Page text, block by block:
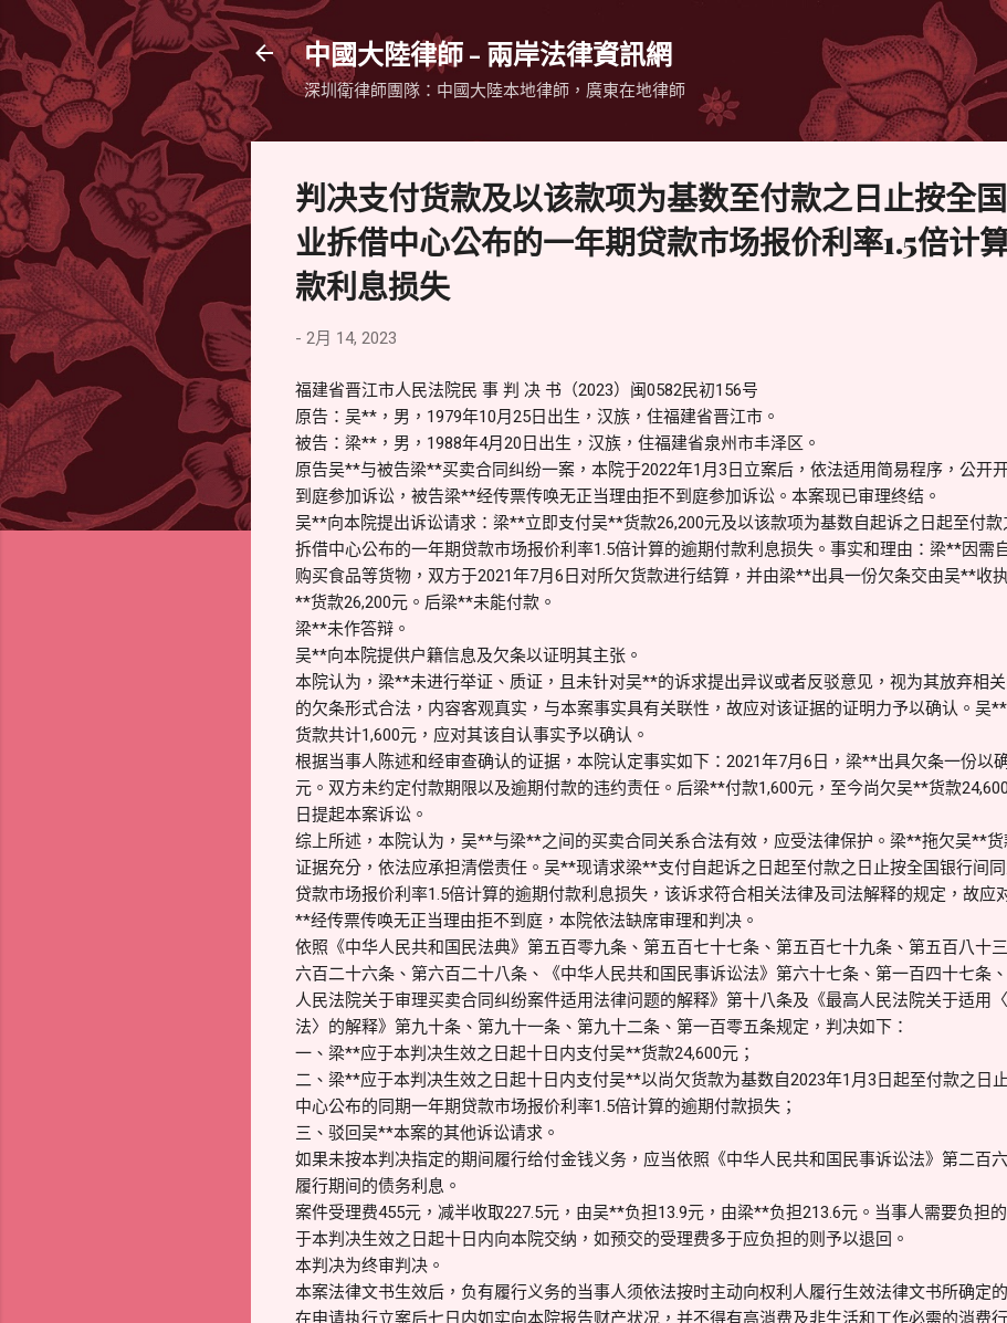
中國大陸律師 - 兩岸法律資訊網
深圳衛律師團隊：中國大陸本地律師，廣東在地律師
判决支付货款及以该款项为基数至付款之日止按全
业拆借中心公布的一年期贷款市场报价利率1.5倍计
款利息损失
- 2月 14, 2023
福建省晋江市人民法院民 事 判 决 书（2023）闽0582民初156号
原告：吴**，男，1979年10月25日出生，汉族，住福建省晋江市。
被告：梁**，男，1988年4月20日出生，汉族，住福建省泉州市丰泽区。
原告吴**与被告梁**买卖合同纠纷一案，本院于2022年1月3日立案后，依法适用简易程序，公开
到庭参加诉讼，被告梁**经传票传唤无正当理由拒不到庭参加诉讼。本案现已审理终结。
吴**向本院提出诉讼请求：梁**立即支付吴**货款26,200元及以该款项为基数自起诉之日起至付
拆借中心公布的一年期贷款市场报价利率1.5倍计算的逾期付款利息损失。事实和理由：梁**因需
购买食品等货物，双方于2021年7月6日对所欠货款进行结算，并由梁**出具一份欠条交由吴**收
**货款26,200元。后梁**未能付款。
梁**未作答辩。
吴**向本院提供户籍信息及欠条以证明其主张。
本院认为，梁**未进行举证、质证，且未针对吴**的诉求提出异议或者反驳意见，视为其放弃相
的欠条形式合法，内容客观真实，与本案事实具有关联性，故应对该证据的证明力予以确认。吴
货款共计1,600元，应对其该自认事实予以确认。
根据当事人陈述和经审查确认的证据，本院认定事实如下：2021年7月6日，梁**出具欠条一份以
元。双方未约定付款期限以及逾期付款的违约责任。后梁**付款1,600元，至今尚欠吴**货款
日提起本案诉讼。
综上所述，本院认为，吴**与梁**之间的买卖合同关系合法有效，应受法律保护。梁**拖欠吴**货
证据充分，依法应承担清偿责任。吴**现请求梁**支付自起诉之日起至付款之日止按全国银行间
贷款市场报价利率1.5倍计算的逾期付款利息损失，该诉求符合相关法律及司法解释的规定，故应
**经传票传唤无正当理由拒不到庭，本院依法缺席审理和判决。
依照《中华人民共和国民法典》第五百零九条、第五百七十七条、第五百七十九条、第五百八十
六百二十六条、第六百二十八条、《中华人民共和国民事诉讼法》第六十七条、第一百四十七条
人民法院关于审理买卖合同纠纷案件适用法律问题的解释》第十八条及《最高人民法院关于适用
法〉的解释》第九十条、第九十一条、第九十二条、第一百零五条规定，判决如下：
一、梁**应于本判决生效之日起十日内支付吴**货款24,600元；
二、梁**应于本判决生效之日起十日内支付吴**以尚欠货款为基数自2023年1月3日起至付款之日
中心公布的同期一年期贷款市场报价利率1.5倍计算的逾期付款损失；
三、驳回吴**本案的其他诉讼请求。
如果未按本判决指定的期间履行给付金钱义务，应当依照《中华人民共和国民事诉讼法》第二百
履行期间的债务利息。
案件受理费455元，减半收取227.5元，由吴**负担13.9元，由梁**负担213.6元。当事人需要负担
于本判决生效之日起十日内向本院交纳，如预交的受理费多于应负担的则予以退回。
本判决为终审判决。
本案法律文书生效后，负有履行义务的当事人须依法按时主动向权利人履行生效法律文书所确定
在申请执行立案后七日内如实向本院报告财产状况，并不得有高消费及非生活和工作必需的消费